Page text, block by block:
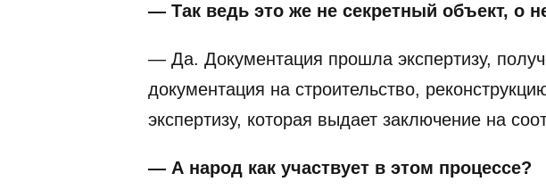
— Так ведь это же не секретный объект, о
— Да. Документация прошла экспертизу,
документация на строительство,
экспертизу, которая выдает заключение на
— А народ как участвует в этом процессе?